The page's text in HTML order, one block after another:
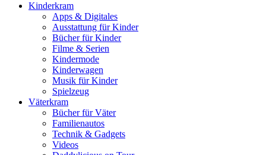
Kinderkram
Apps & Digitales
Ausstattung für Kinder
Bücher für Kinder
Filme & Serien
Kindermode
Kinderwagen
Musik für Kinder
Spielzeug
Väterkram
Bücher für Väter
Familienautos
Technik & Gadgets
Videos